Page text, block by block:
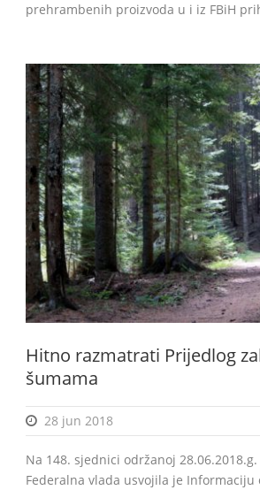
prehrambenih proizvoda u i iz FBiH
Hitno razmatrati Prijedlog
šumama
28 jun 2018
Na 148. sjednici održanoj
Federalna vlada usvojila je Informaciju